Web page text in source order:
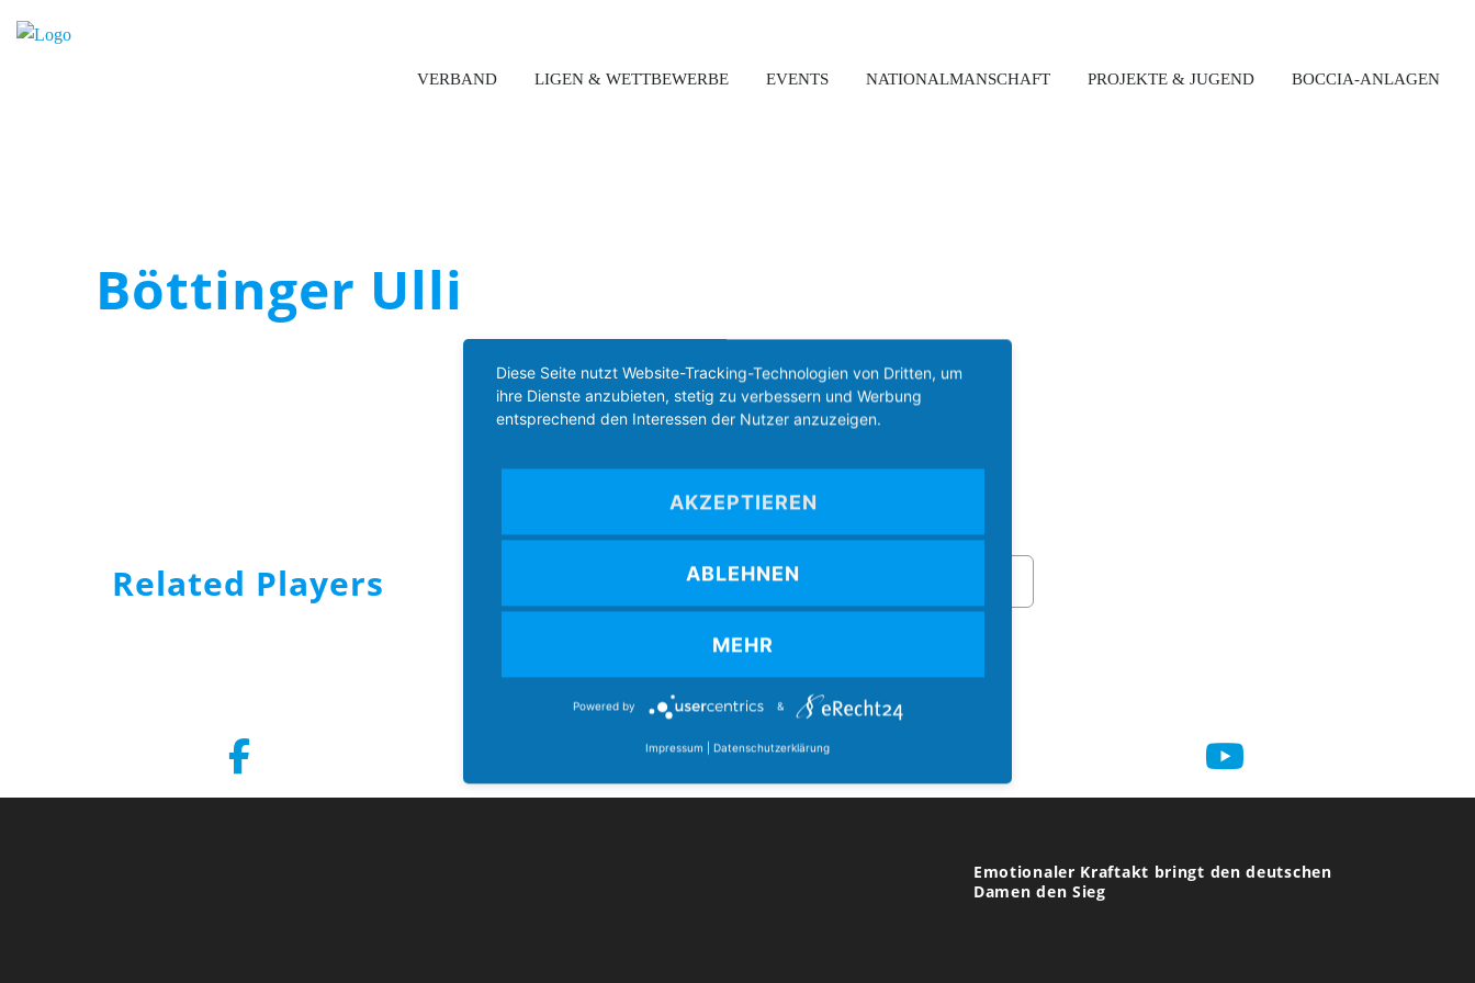
VERBAND LIGEN & WETTBEWERBE EVENTS NATIONALMANSCHAFT PROJEKTE & JUGEND BOCCIA-ANLAGEN
Böttinger Ulli
Related Players
Kontakt
86462 Langweid am Lech
Abschlussbericht über die EM 2025 in Chiasso
Ein Tag mit vielen Überraschungen geht
vorbei
Emotionaler Kraftakt bringt den deutschen
Damen den Sieg
Diese Seite nutzt Website-Tracking-Technologien von Dritten, um
ihre Dienste anzubieten, stetig zu verbessern und Werbung
entsprechend den Interessen der Nutzer anzuzeigen.
AKZEPTIEREN
ABLEHNEN
MEHR
Powered by &
Impressum Datenschutzerklärung